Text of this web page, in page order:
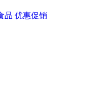
品 优惠促销